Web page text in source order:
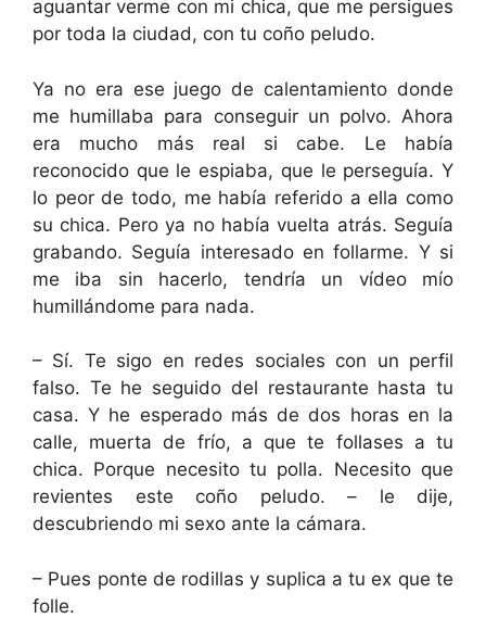
aguantar verme con mi chica, que me persigues
por toda la ciudad, con tu coño peludo.
Ya no era ese juego de calentamiento donde
me humillaba para conseguir un polvo. Ahora
era mucho más real si cabe. Le había
reconocido que le espiaba, que le perseguía. Y
lo peor de todo, me había referido a ella como
su chica. Pero ya no había vuelta atrás. Seguía
grabando. Seguía interesado en follarme. Y si
me iba sin hacerlo, tendría un vídeo mío
humillándome para nada.
– Sí. Te sigo en redes sociales con un perfil
falso. Te he seguido del restaurante hasta tu
casa. Y he esperado más de dos horas en la
calle, muerta de frío, a que te follases a tu
chica. Porque necesito tu polla. Necesito que
revientes este coño peludo. – le dije,
descubriendo mi sexo ante la cámara.
– Pues ponte de rodillas y suplica a tu ex que te
folle.